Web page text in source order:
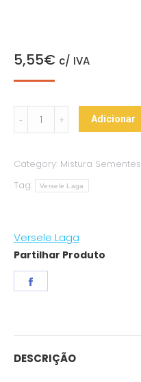
5,55€ c/ IVA
Versele
Laga
Premium
Mix
quantity
Adicionar
Category: Mistura Sementes
Tag:
Versele Laga
Versele Laga
Partilhar Produto
DESCRIÇÃO